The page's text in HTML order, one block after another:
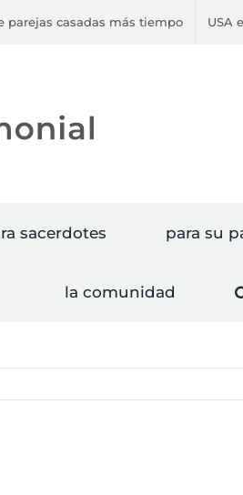
parejas casadas más tiempo USA
sacerdotes para su
la comunidad